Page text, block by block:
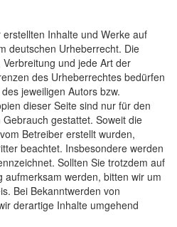
Inhalte und Werke auf
deutschen Urheberrecht. Die
und jede Art der
des Urheberrechtes bedürfen
jeweiligen Autors bzw.
dieser Seite sind nur für den
gestattet. Soweit die
Betreiber erstellt wurden,
beachtet. Insbesondere werden
Sollten Sie trotzdem auf
werden, bitten wir um
Bei Bekanntwerden von
derartige Inhalte umgehend